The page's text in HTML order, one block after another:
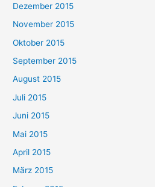
Dezember 2015
November 2015
Oktober 2015
September 2015
August 2015
Juli 2015
Juni 2015
Mai 2015
April 2015
März 2015